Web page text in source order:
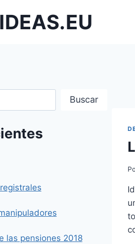
Buscar
las pensiones 2018